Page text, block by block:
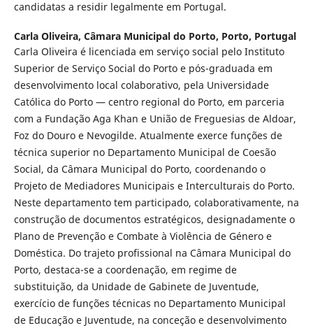
candidatas a residir legalmente em Portugal.
Carla Oliveira, Câmara Municipal do Porto, Porto, Portugal
Carla Oliveira é licenciada em serviço social pelo Instituto
Superior de Serviço Social do Porto e pós-graduada em
desenvolvimento local colaborativo, pela Universidade
Católica do Porto — centro regional do Porto, em parceria
com a Fundação Aga Khan e União de Freguesias de Aldoar,
Foz do Douro e Nevogilde. Atualmente exerce funções de
técnica superior no Departamento Municipal de Coesão
Social, da Câmara Municipal do Porto, coordenando o
Projeto de Mediadores Municipais e Interculturais do Porto.
Neste departamento tem participado, colaborativamente, na
construção de documentos estratégicos, designadamente o
Plano de Prevenção e Combate à Violência de Género e
Doméstica. Do trajeto profissional na Câmara Municipal do
Porto, destaca-se a coordenação, em regime de
substituição, da Unidade de Gabinete de Juventude,
exercício de funções técnicas no Departamento Municipal
de Educação e Juventude, na conceção e desenvolvimento